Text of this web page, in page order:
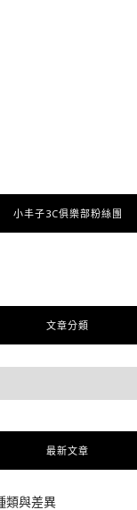
小丰子3C俱樂部粉絲團
文章分類
最新文章
類與差異